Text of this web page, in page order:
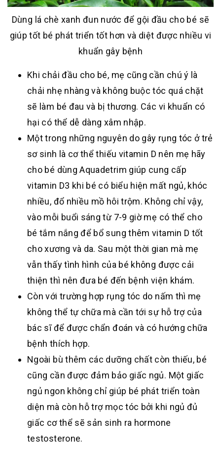
Dùng lá chè xanh đun nước để gội đầu cho bé sẽ
giúp tốt bé phát triển tốt hơn và diệt được nhiều vi
khuẩn gây bệnh
Khi chải đầu cho bé, mẹ cũng cần chú ý là
chải nhẹ nhàng và không buộc tóc quá chặt
sẽ làm bé đau và bị thương. Các vi khuẩn có
hại có thể dễ dàng xâm nhập.
Một trong những nguyên do gây rụng tóc ở trẻ
sơ sinh là cơ thể thiếu vitamin D nên mẹ hãy
cho bé dùng Aquadetrim giúp cung cấp
vitamin D3 khi bé có biểu hiện mất ngủ, khóc
nhiều, đổ nhiều mồ hôi trộm. Không chỉ vậy,
vào mỗi buổi sáng từ 7-9 giờ mẹ có thể cho
bé tắm nắng để bổ sung thêm vitamin D tốt
cho xương và da. Sau một thời gian mà mẹ
vẫn thấy tình hình của bé không được cải
thiện thì nên đưa bé đến bệnh viện khám.
Còn với trường hợp rụng tóc do nấm thì mẹ
không thể tự chữa mà cần tới sự hỗ trợ của
bác sĩ để được chẩn đoán và có hướng chữa
bệnh thích hợp.
Ngoài bù thêm các dưỡng chất còn thiếu, bé
cũng cần được đảm bảo giấc ngủ. Một giấc
ngủ ngon không chỉ giúp bé phát triển toàn
diện mà còn hỗ trợ mọc tóc bởi khi ngủ đủ
giấc cơ thể sẽ sản sinh ra hormone
testosterone.